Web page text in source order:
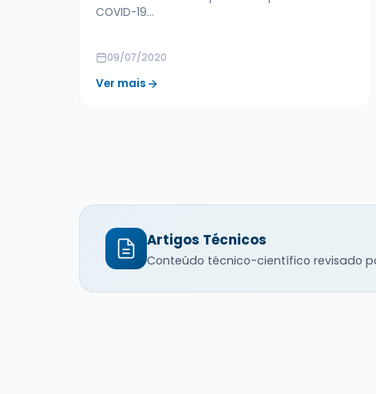
COVID-19…
09/07/2020
Ver mais
Artigos Técnicos
Conteúdo técnico-científico revisado